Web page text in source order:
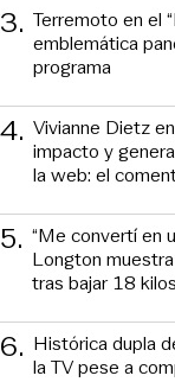
3. Terremoto en el
emblemática
programa
4. Vivianne Dietz
impacto y
la web: el
5. “Me convertí en
Longton
tras bajar 18 kilos
6. Histórica dupla
la TV pese a